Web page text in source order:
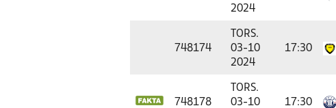
2024
748174
TORS.
03-10
2024
17:30
748178
TORS.
03-10
17:30